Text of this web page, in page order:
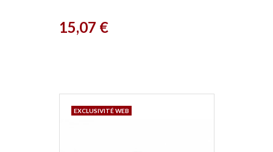
Prix
15,07 €
EXCLUSIVITÉ WEB